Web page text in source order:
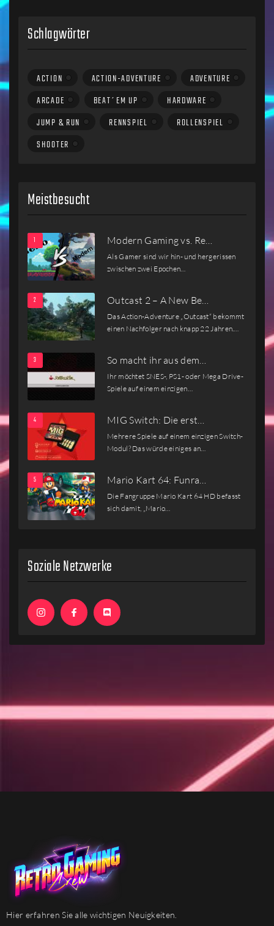
Schlagwörter
ACTION ACTION-ADVENTURE
ADVENTURE
ARCADE
BEAT´EM UP
HARDWARE
JUMP & RUN
RENNSPIEL
ROLLENSPIEL
SHOOTER
Meistbesucht
Modern Gaming vs. Re…
Als Gamer sind wir hin- und hergerissen
zwischen zwei Epochen…
Outcast 2 – A New Be…
Das Action-Adventure „Outcast“ bekommt
einen Nachfolger nach knapp 22 Jahren.…
So macht ihr aus dem…
Ihr möchtet SNES-, PS1- oder Mega Drive-
Spiele auf einem einzigen…
MIG Switch: Die erst…
Mehrere Spiele auf einem einzigen Switch-
Modul? Das würde einiges an…
Mario Kart 64: Funra…
Die Fangruppe Mario Kart 64 HD befasst
sich damit, „Mario…
Soziale Netzwerke
Hier erfahren Sie alle wichtigen Neuigkeiten.